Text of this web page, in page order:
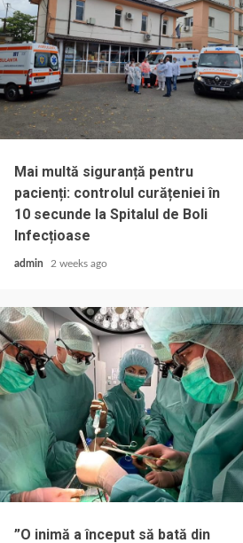
Mai multă siguranță pentru
pacienți: controlul curățeniei în
10 secunde la Spitalul de Boli
Infecțioase
admin 2 weeks ago
”O inimă a început să bată din